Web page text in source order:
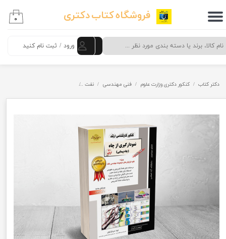
فروشگاه کتاب دکتری
ورود / ثبت نام کنید
حساب کاربری من
تغییر گذر واژه
خروج از حساب کاربری
۰
دکتر کتاب کنکور دکتری وزارت علوم فنی مهندسی نفت